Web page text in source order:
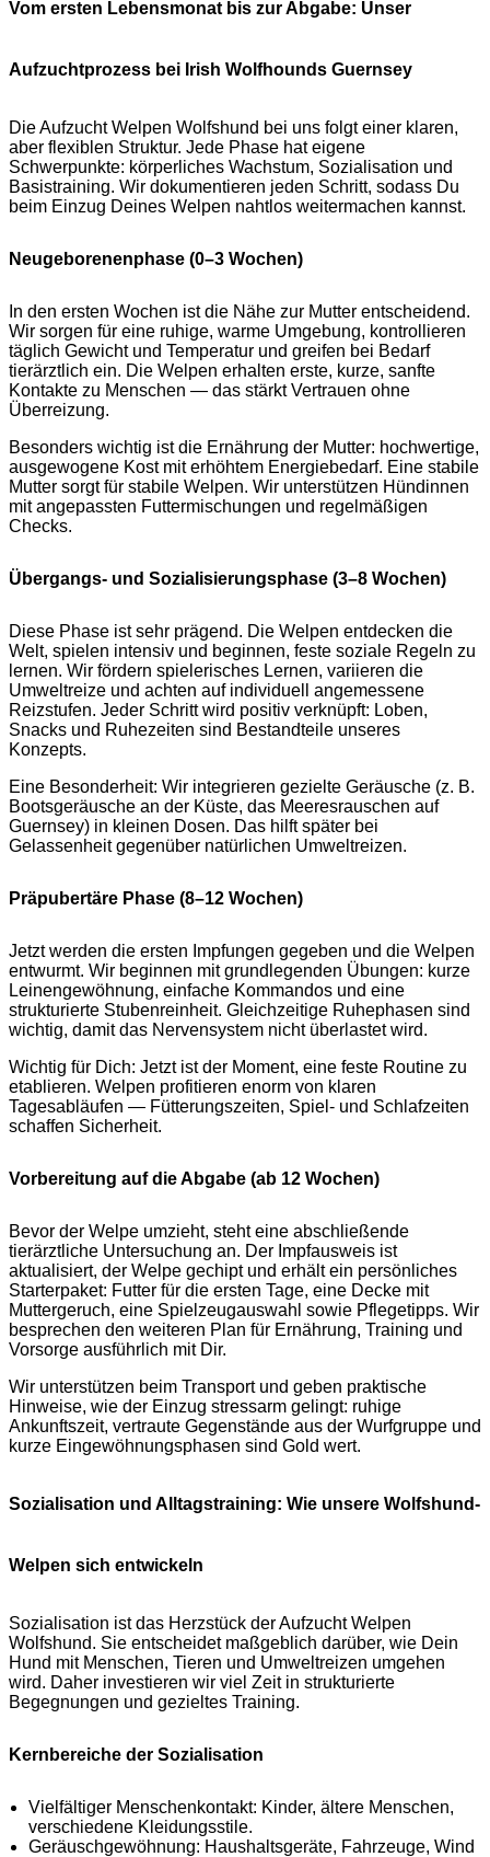
Vom ersten Lebensmonat bis zur Abgabe: Unser
Aufzuchtprozess bei Irish Wolfhounds Guernsey
Die Aufzucht Welpen Wolfshund bei uns folgt einer klaren,
aber flexiblen Struktur. Jede Phase hat eigene
Schwerpunkte: körperliches Wachstum, Sozialisation und
Basistraining. Wir dokumentieren jeden Schritt, sodass Du
beim Einzug Deines Welpen nahtlos weitermachen kannst.
Neugeborenenphase (0–3 Wochen)
In den ersten Wochen ist die Nähe zur Mutter entscheidend.
Wir sorgen für eine ruhige, warme Umgebung, kontrollieren
täglich Gewicht und Temperatur und greifen bei Bedarf
tierärztlich ein. Die Welpen erhalten erste, kurze, sanfte
Kontakte zu Menschen — das stärkt Vertrauen ohne
Überreizung.
Besonders wichtig ist die Ernährung der Mutter: hochwertige,
ausgewogene Kost mit erhöhtem Energiebedarf. Eine stabile
Mutter sorgt für stabile Welpen. Wir unterstützen Hündinnen
mit angepassten Futtermischungen und regelmäßigen
Checks.
Übergangs- und Sozialisierungsphase (3–8 Wochen)
Diese Phase ist sehr prägend. Die Welpen entdecken die
Welt, spielen intensiv und beginnen, feste soziale Regeln zu
lernen. Wir fördern spielerisches Lernen, variieren die
Umweltreize und achten auf individuell angemessene
Reizstufen. Jeder Schritt wird positiv verknüpft: Loben,
Snacks und Ruhezeiten sind Bestandteile unseres
Konzepts.
Eine Besonderheit: Wir integrieren gezielte Geräusche (z. B.
Bootsgeräusche an der Küste, das Meeresrauschen auf
Guernsey) in kleinen Dosen. Das hilft später bei
Gelassenheit gegenüber natürlichen Umweltreizen.
Präpubertäre Phase (8–12 Wochen)
Jetzt werden die ersten Impfungen gegeben und die Welpen
entwurmt. Wir beginnen mit grundlegenden Übungen: kurze
Leinengewöhnung, einfache Kommandos und eine
strukturierte Stubenreinheit. Gleichzeitige Ruhephasen sind
wichtig, damit das Nervensystem nicht überlastet wird.
Wichtig für Dich: Jetzt ist der Moment, eine feste Routine zu
etablieren. Welpen profitieren enorm von klaren
Tagesabläufen — Fütterungszeiten, Spiel- und Schlafzeiten
schaffen Sicherheit.
Vorbereitung auf die Abgabe (ab 12 Wochen)
Bevor der Welpe umzieht, steht eine abschließende
tierärztliche Untersuchung an. Der Impfausweis ist
aktualisiert, der Welpe gechipt und erhält ein persönliches
Starterpaket: Futter für die ersten Tage, eine Decke mit
Muttergeruch, eine Spielzeugauswahl sowie Pflegetipps. Wir
besprechen den weiteren Plan für Ernährung, Training und
Vorsorge ausführlich mit Dir.
Wir unterstützen beim Transport und geben praktische
Hinweise, wie der Einzug stressarm gelingt: ruhige
Ankunftszeit, vertraute Gegenstände aus der Wurfgruppe und
kurze Eingewöhnungsphasen sind Gold wert.
Sozialisation und Alltagstraining: Wie unsere Wolfshund-
Welpen sich entwickeln
Sozialisation ist das Herzstück der Aufzucht Welpen
Wolfshund. Sie entscheidet maßgeblich darüber, wie Dein
Hund mit Menschen, Tieren und Umweltreizen umgehen
wird. Daher investieren wir viel Zeit in strukturierte
Begegnungen und gezieltes Training.
Kernbereiche der Sozialisation
Vielfältiger Menschenkontakt: Kinder, ältere Menschen,
verschiedene Kleidungsstile.
Geräuschgewöhnung: Haushaltsgeräte, Fahrzeuge, Wind